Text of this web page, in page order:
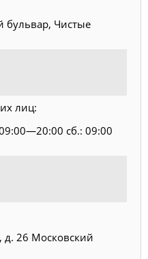
бульвар, Чистые
лиц:
сб.: 09:00
д. 26 Московский